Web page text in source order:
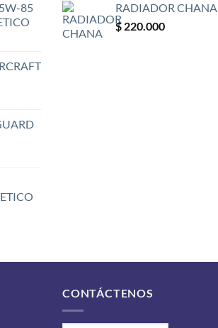
85
RADIADOR CHANA
$ 220.000
CONTÁCTENOS